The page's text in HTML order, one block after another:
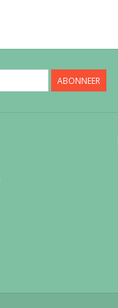
ABONNEER